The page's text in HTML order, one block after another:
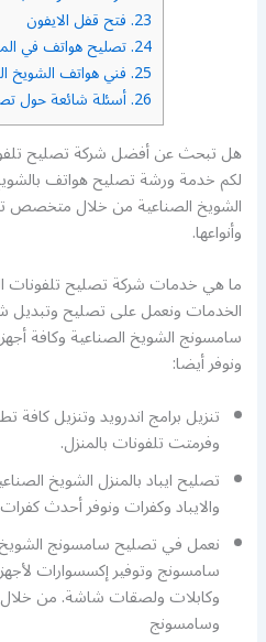
23. فتح قفل الايفون
24. تصليح هواتف في
25. فني هواتف الشويخ
26. أسئلة شائعة حول
هل تبحث عن أفضل شركة تصليح
لكم خدمة ورشة تصليح هواتف
الشويخ الصناعية من خلال متخصص
وأنواعها.
ما هي خدمات شركة تصليح تلفونات
الخدمات ونعمل على تصليح وتبديل
سامسونج الشويخ الصناعية وكافة
ونوفر أيضا:
وفرمتت تلفونات بالمنزل.
تصليح ايباد بالمنزل الشويخ
والايباد وكفرات ونوفر أحدث كفرات
نعمل في تصليح سامسونج
سامسونج وتوفير إكسسوارات
وكابلات ولصقات شاشة. من
وسامسونج